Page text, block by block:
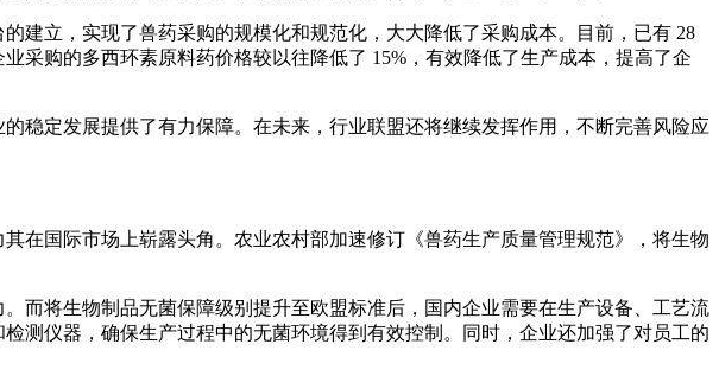
建立，实现了兽药采购的规模化和规范化，大大降低了采购成本。目前，已有 28
采购的多西环素原料药价格较以往降低了 15%，有效降低了生产成本，提高了企
稳定发展提供了有力保障。在未来，行业联盟还将继续发挥作用，不断完善风险应
在国际市场上崭露头角。农业农村部加速修订《兽药生产质量管理规范》，将生物
而将生物制品无菌保障级别提升至欧盟标准后，国内企业需要在生产设备、工艺流
测仪器，确保生产过程中的无菌环境得到有效控制。同时，企业还加强了对员工的